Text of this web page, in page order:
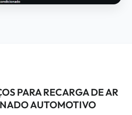
PARA RECARGA DE AR
AUTOMOTIVO